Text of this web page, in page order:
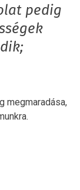
pedig
megmaradása,